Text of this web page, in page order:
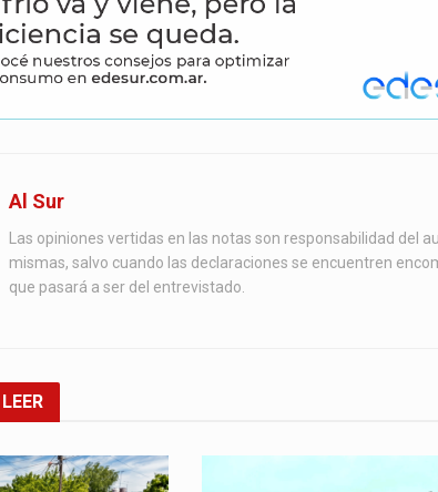
Al Sur
Las opiniones vertidas en las notas son responsabilidad del
mismas, salvo cuando las declaraciones se encuentren
que pasará a ser del entrevistado.